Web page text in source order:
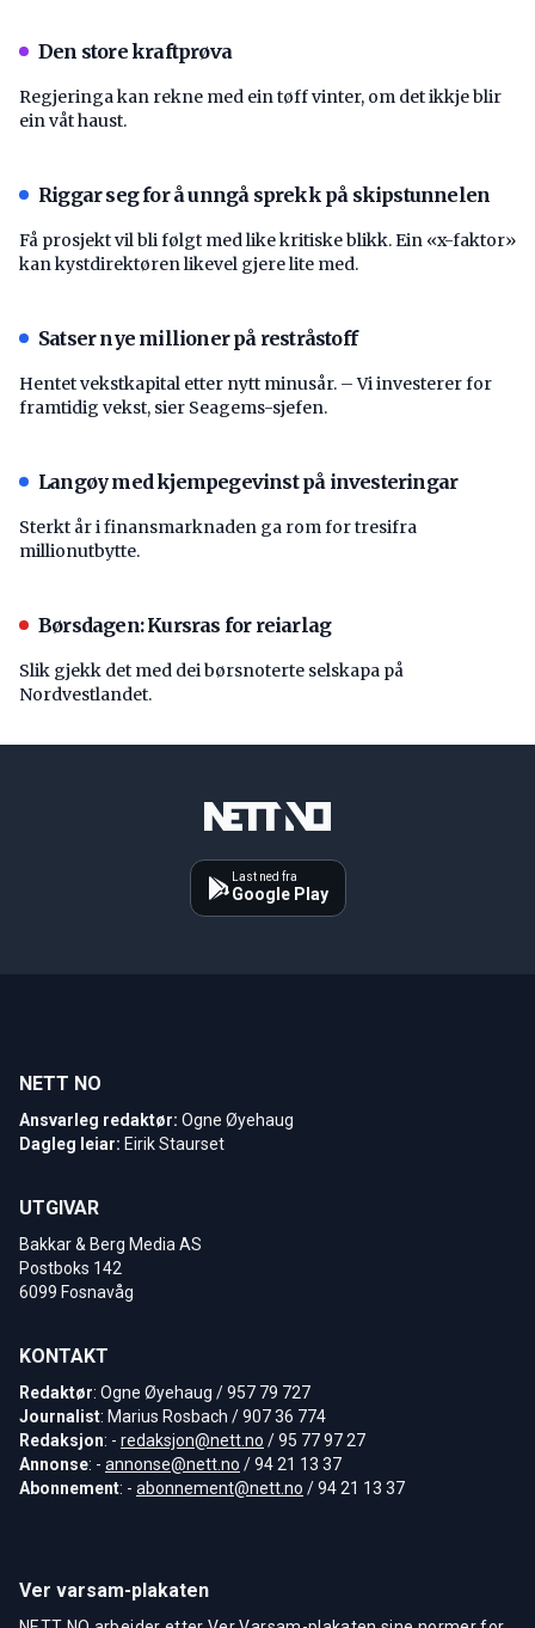
Den store kraftprøva
Regjeringa kan rekne med ein tøff vinter, om det ikkje blir
ein våt haust.
Riggar seg for å unngå sprekk på skipstunnelen
Få prosjekt vil bli følgt med like kritiske blikk. Ein «x-faktor»
kan kystdirektøren likevel gjere lite med.
Satser nye millioner på restråstoff
Hentet vekstkapital etter nytt minusår. – Vi investerer for
framtidig vekst, sier Seagems-sjefen.
Langøy med kjempegevinst på investeringar
Sterkt år i finansmarknaden ga rom for tresifra
millionutbytte.
Børsdagen: Kursras for reiarlag
Slik gjekk det med dei børsnoterte selskapa på
Nordvestlandet.
Last ned fra
Google Play
NETT NO
Ansvarleg redaktør: Ogne Øyehaug
Dagleg leiar: Eirik Staurset
UTGIVAR
Bakkar & Berg Media AS
Postboks 142
6099 Fosnavåg
KONTAKT
Redaktør: Ogne Øyehaug / 957 79 727
Journalist: Marius Rosbach / 907 36 774
Redaksjon: - redaksjon@nett.no / 95 77 97 27
Annonse: - annonse@nett.no / 94 21 13 37
Abonnement: - abonnement@nett.no / 94 21 13 37
Ver varsam-plakaten